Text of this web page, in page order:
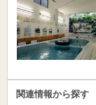
関連情報から探す